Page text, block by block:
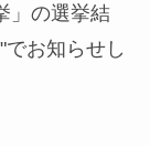
」の選挙結
お知らせし